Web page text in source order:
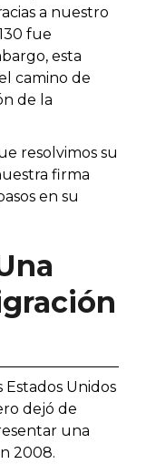
a nuestro
fue
esta
camino de
de la
resolvimos su
firma
en su
Unidos
dejó de
una
2008.